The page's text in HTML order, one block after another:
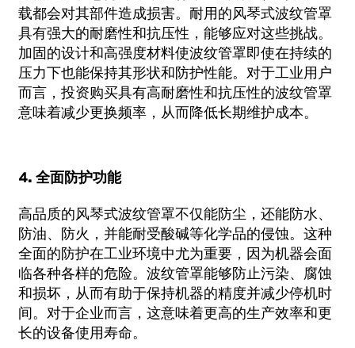
载都会对其部件造成损害。耐用的风琴式波纹管罩
具有强大的耐磨性和抗压性，能够应对这些挑战。
加固的设计和高强度材料使波纹管罩即使在持续的
压力下也能保持其形状和防护性能。对于工业用户
而言，投资购买具有高耐磨性和抗压性的波纹管罩
意味着减少更换频率，从而降低长期维护成本。
4. 全面防护功能
高品质的风琴式波纹管罩不仅能防尘，还能防水、
防油、防火，并能耐受酸碱等化学品的侵蚀。这种
全面的防护在工业环境中尤为重要，因为机器会面
临各种各样的危险。波纹管罩能够防止污染、腐蚀
和损坏，从而有助于保持机器的精度并减少停机时
间。对于企业而言，这意味着更高的生产效率和更
长的设备使用寿命。